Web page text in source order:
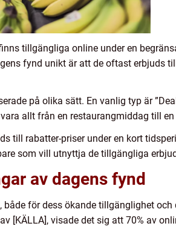
tillgängliga online under en
fynd unikt är att de oftast erbjuds
på olika sätt. En vanlig typ är
allt från en restaurangmiddag till
till rabatter-priser under en kort
som vill utnyttja de tillgängliga
av dagens fynd
för dess ökande tillgänglighet
[KÄLLA], visade det sig att 70% av